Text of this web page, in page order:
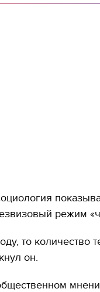
режим
то количество
он.